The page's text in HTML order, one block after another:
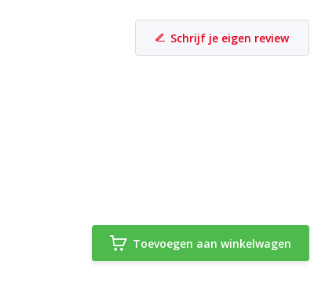
Schrijf je eigen review
Toevoegen aan winkelwagen